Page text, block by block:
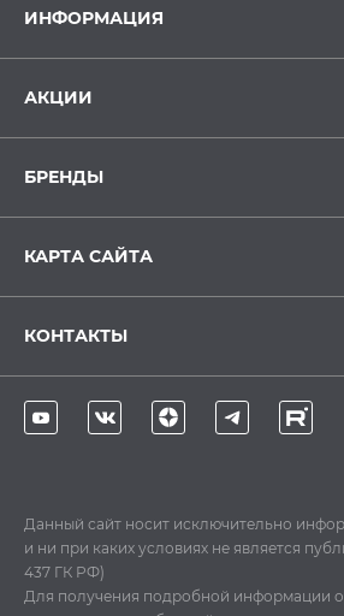
ИНФОРМАЦИЯ
АКЦИИ
БРЕНДЫ
КАРТА САЙТА
КОНТАКТЫ
Данный сайт носит исключительно
и ни при каких условиях не является
437 ГК РФ)
Для получения подробной информации о